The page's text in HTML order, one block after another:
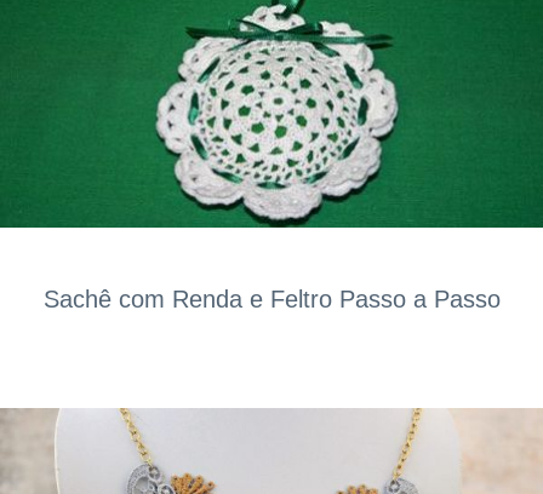
Sachê com Renda e Feltro Passo a Passo